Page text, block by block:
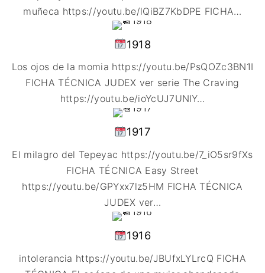
muñeca https://youtu.be/lQiBZ7KbDPE FICHA…
1918
Los ojos de la momia https://youtu.be/PsQOZc3BN1I
FICHA TÉCNICA JUDEX ver serie The Craving
https://youtu.be/ioYcUJ7UNIY…
1917
El milagro del Tepeyac https://youtu.be/7_iO5sr9fXs
FICHA TÉCNICA Easy Street
https://youtu.be/GPYxx7lz5HM FICHA TÉCNICA
JUDEX ver…
1916
intolerancia https://youtu.be/JBUfxLYLrcQ FICHA